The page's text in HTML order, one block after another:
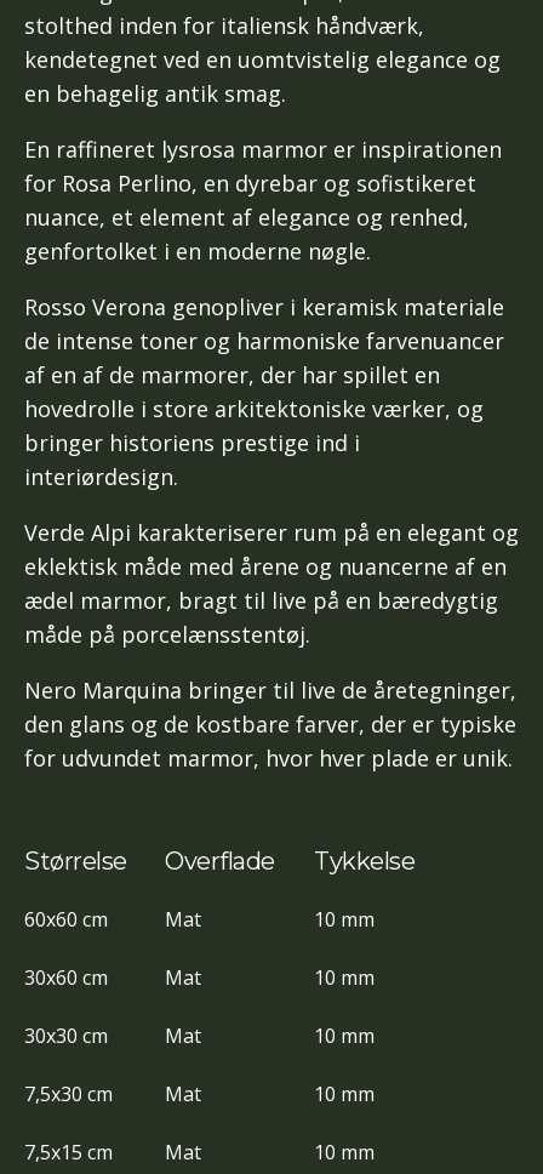
stolthed inden for italiensk håndværk,
kendetegnet ved en uomtvistelig elegance og
en behagelig antik smag.
En raffineret lysrosa marmor er inspirationen
for Rosa Perlino, en dyrebar og sofistikeret
nuance, et element af elegance og renhed,
genfortolket i en moderne nøgle.
Rosso Verona genopliver i keramisk materiale
de intense toner og harmoniske farvenuancer
af en af de marmorer, der har spillet en
hovedrolle i store arkitektoniske værker, og
bringer historiens prestige ind i
interiørdesign.
Verde Alpi karakteriserer rum på en elegant og
eklektisk måde med årene og nuancerne af en
ædel marmor, bragt til live på en bæredygtig
måde på porcelænsstentøj.
Nero Marquina bringer til live de åretegninger,
den glans og de kostbare farver, der er typiske
for udvundet marmor, hvor hver plade er unik.
Størrelse Overflade Tykkelse
60x60 cm Mat 10 mm
30x60 cm Mat 10 mm
30x30 cm Mat 10 mm
7,5x30 cm Mat 10 mm
7,5x15 cm Mat 10 mm